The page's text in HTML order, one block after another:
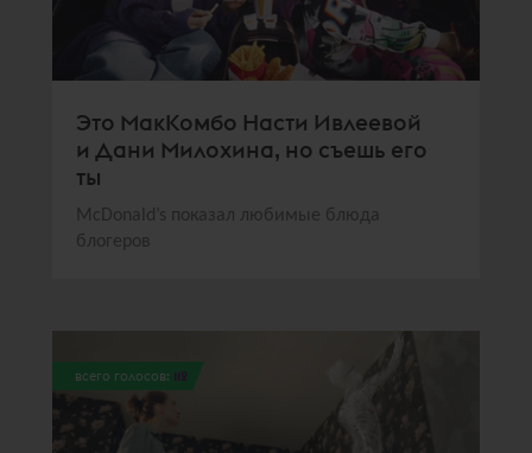
Это МакКомбо Насти Ивлеевой
и Дани Милохина, но съешь его
ты
McDonald’s показал любимые блюда
блогеров
всего голосов: 112